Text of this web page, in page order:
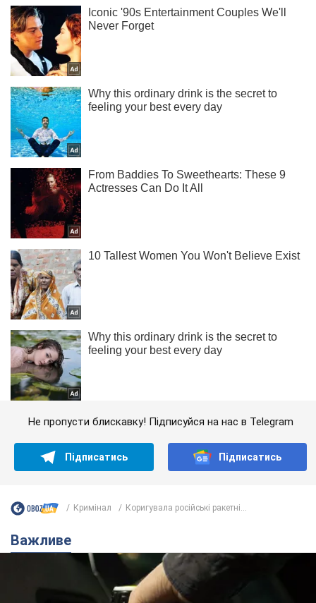
Не пропусти блискавку! Підписуйся на нас в Telegram
Підписатись Підписатись
Кримінал Коригувала російські ракетні...
Важливе